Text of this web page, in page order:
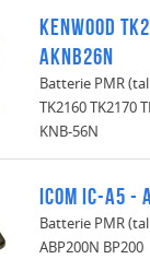
Kenwood
AKNB26N
Batterie PMR
TK2160 TK2170
KNB-56N
Icom IC-A5 -
Batterie PMR
ABP200N BP200